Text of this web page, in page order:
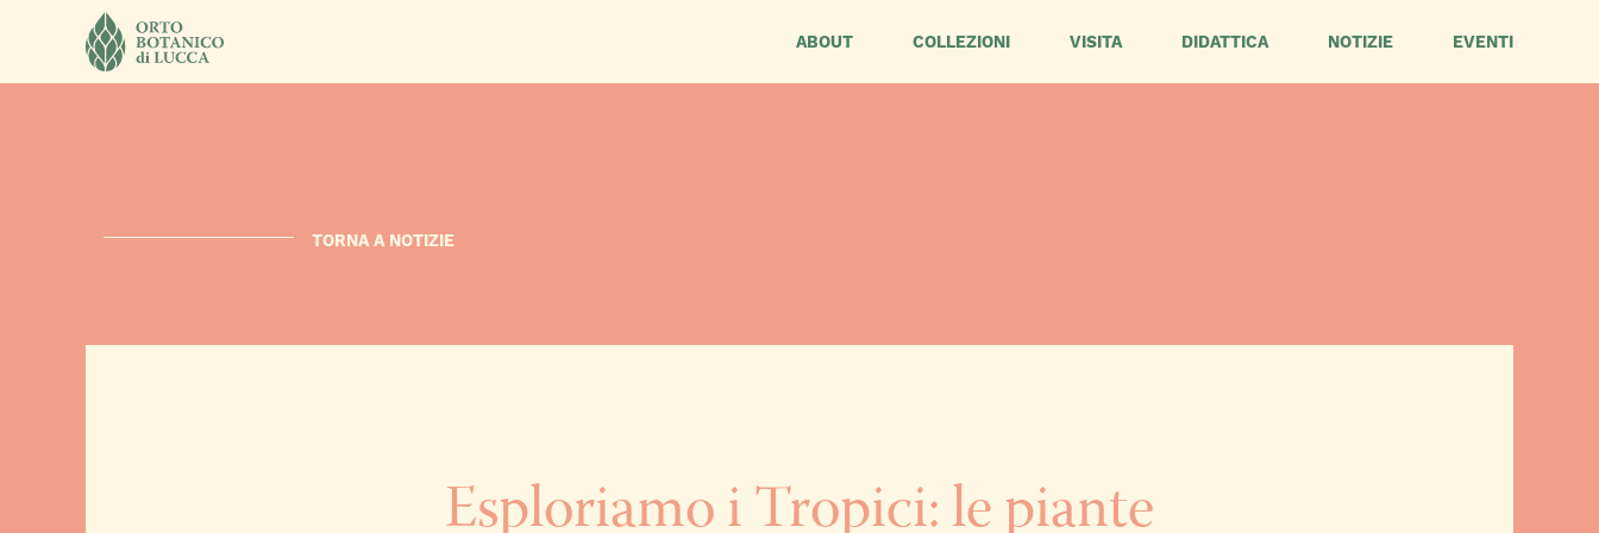
ABOUT COLLEZIONI VISITA DIDATTICA NOTIZIE EVENTI
TORNA A NOTIZIE
Esploriamo i Tropici: le piante